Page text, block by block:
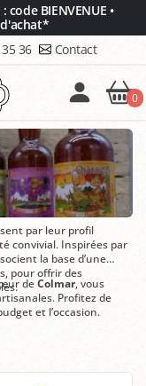
BIENVENUE •
36 Contact
0
par leur profil
convivial. Inspirées par
la base d’une
pour offrir des
deColmar, vous
Profitez de
et l’occasion.